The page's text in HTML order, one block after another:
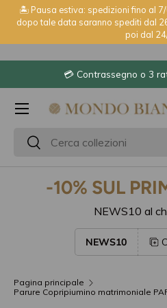
🏝️ Pausa estiva: spedizioni fino al
dopo tale data saranno spediti dal
poi dal
⭐ 2600+
Passa ai contenuti
CercaCerca
Menu
-10% SUL
NEWS10 al
NEWS10
Pagina principale
Parure Copripiumino matrimoniale